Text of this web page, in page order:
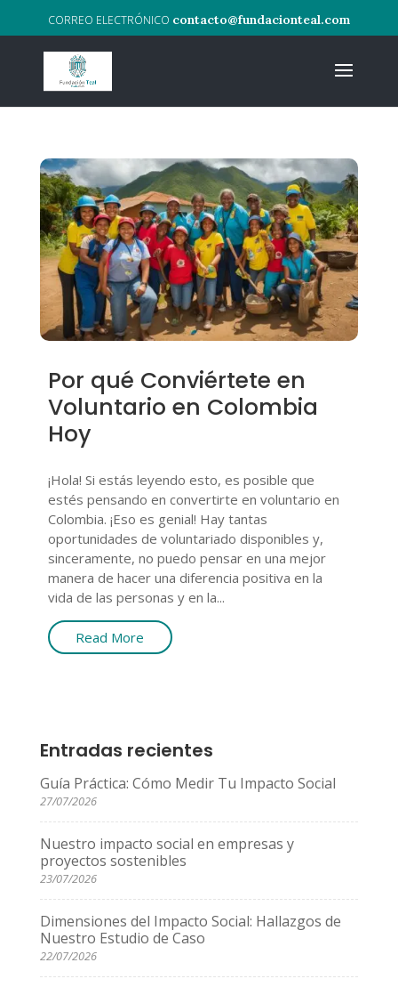
contacto@fundacionteal.com
Por qué Conviértete en
Voluntario en Colombia
Hoy
¡Hola! Si estás leyendo esto, es posible que
estés pensando en convertirte en voluntario en
Colombia. ¡Eso es genial! Hay tantas
oportunidades de voluntariado disponibles y,
sinceramente, no puedo pensar en una mejor
manera de hacer una diferencia positiva en la
vida de las personas y en la...
Read More
Entradas recientes
Guía Práctica: Cómo Medir Tu Impacto Social
27/07/2026
Nuestro impacto social en empresas y
proyectos sostenibles
23/07/2026
Dimensiones del Impacto Social: Hallazgos de
Nuestro Estudio de Caso
22/07/2026